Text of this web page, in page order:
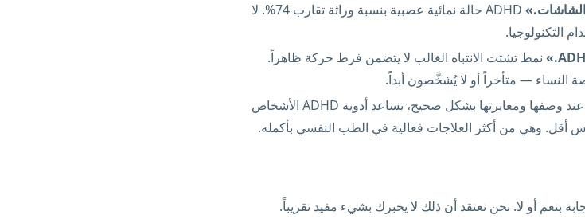
ADHD حالة نمائية عصبية بنسبة وراثة تقارب 74%. لا
التكنولوجيا.
نمط تشتت الانتباه الغالب لا يتضمن فرط حركة ظاهراً.
— متأخراً أو لا يُشخَّصون أبداً.
عند وصفها ومعايرتها بشكل صحيح، تساعد أدوية ADHD الأشخاص
أقل. وهي من أكثر العلاجات فعالية في الطب النفسي بأكمله.